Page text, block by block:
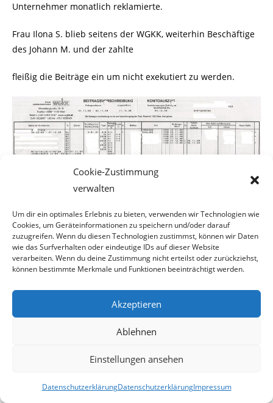
Cookie-Zustimmung
verwalten
Um dir ein optimales Erlebnis zu bieten, verwenden wir Technologien wie
Cookies, um Geräteinformationen zu speichern und/oder darauf
zuzugreifen. Wenn du diesen Technologien zustimmst, können wir Daten
wie das Surfverhalten oder eindeutige IDs auf dieser Website
verarbeiten. Wenn du deine Zustimmung nicht erteilst oder zurückziehst,
können bestimmte Merkmale und Funktionen beeinträchtigt werden.
Akzeptieren
Ablehnen
Einstellungen ansehen
DatenschutzerklärungDatenschutzerklärungImpressum
Unternehmer monatlich reklamierte.
Frau Ilona S. blieb seitens der WGKK, weiterhin Beschäftige
des Johann M. und der zahlte
fleißig die Beiträge ein um nicht exekutiert zu werden.
Erst als der Unternehmer im Vormonat seinen
Rechtsbeistand einschaltete, bequemte man
sich bei der WGKK Frau Ilona S. per 31.10.2009 zu
stornieren. Jetzt wartet er auf die Refund-
ierung der einbezahlten Beiträge für eine Dienstnehmerin
Warum kein Strafgeld für die WGKK?
Was wir mit diesem Beispiel aufzeigen wollen ist, dass die